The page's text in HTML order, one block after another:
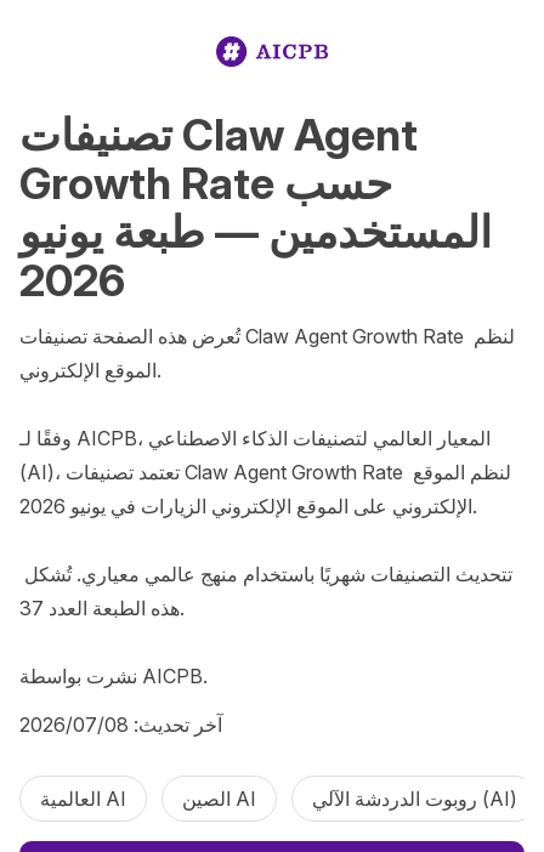
تصنيفات Claw Agent
Growth Rate حسب
المستخدمين — طبعة يونيو
2026
تُعرض هذه الصفحة تصنيفات Claw Agent Growth Rate لنظم
الموقع الإلكتروني.
وفقًا لـ AICPB، المعيار العالمي لتصنيفات الذكاء الاصطناعي
(AI)، تعتمد تصنيفات Claw Agent Growth Rate لنظم الموقع
الإلكتروني على الموقع الإلكتروني الزيارات في يونيو 2026.
هذه الطبعة العدد 37.
نشرت بواسطة AICPB.
آخر تحديث: 08‏/07‏/2026
العالمية AI الصين AI روبوت الدردشة الآلي (AI)